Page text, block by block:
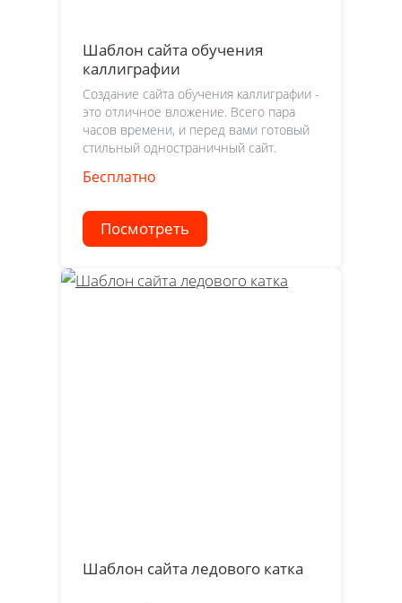
Шаблон сайта обучения
каллиграфии
Создание сайта обучения каллиграфии -
это отличное вложение. Всего пара
часов времени, и перед вами готовый
стильный одностраничный сайт.
Бесплатно
Посмотреть
Шаблон сайта ледового катка